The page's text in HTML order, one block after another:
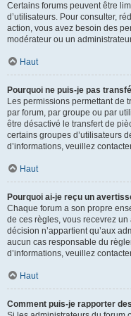
Certains forums peuvent être
d’utilisateurs. Pour consulter,
action, vous avez besoin des
modérateur ou un
Haut
Pourquoi ne puis-je pas
Les permissions permettant de
par forum, par groupe ou par
être désactivé le transfert de
certains groupes d’utilisateurs
d’informations, veuillez
Haut
Pourquoi ai-je reçu un
Chaque forum a son propre
de ces règles, vous recevrez
décision n’appartient qu’aux
aucun cas responsable du
d’informations, veuillez
Haut
Comment puis-je rapporter